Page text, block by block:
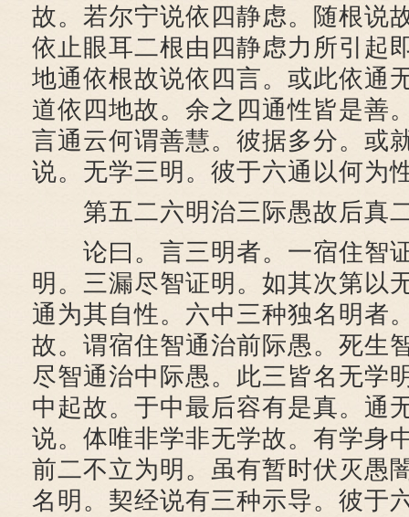
故。若尔宁说依四静虑。随根说
依止眼耳二根由四静虑力所引起
地通依根故说依四言。或此依通
道依四地故。余之四通性皆是善
言通云何谓善慧。彼据多分。或
说。无学三明。彼于六通以何为
第五二六明治三际愚故后真
论曰。言三明者。一宿住智
明。三漏尽智证明。如其次第以
通为其自性。六中三种独名明者
故。谓宿住智通治前际愚。死生
尽智通治中际愚。此三皆名无学
中起故。于中最后容有是真。通
说。体唯非学非无学故。有学身
前二不立为明。虽有暂时伏灭愚
名明。契经说有三种示导。彼于